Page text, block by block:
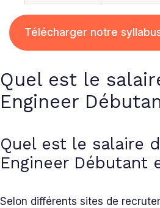
Télécharger notre
Quel est le
Engineer
Quel est le salaire
Engineer Débutant
Selon différents sites de